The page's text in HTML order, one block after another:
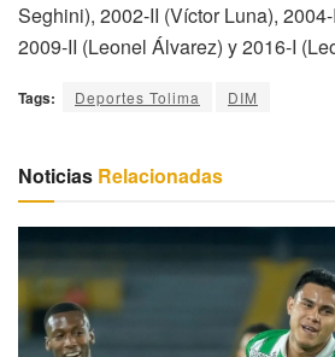
Seghini), 2002-II (Víctor Luna),
2009-II (Leonel Álvarez) y 2016-I
Tags: Deportes Tolima DIM
Noticias Relacionadas